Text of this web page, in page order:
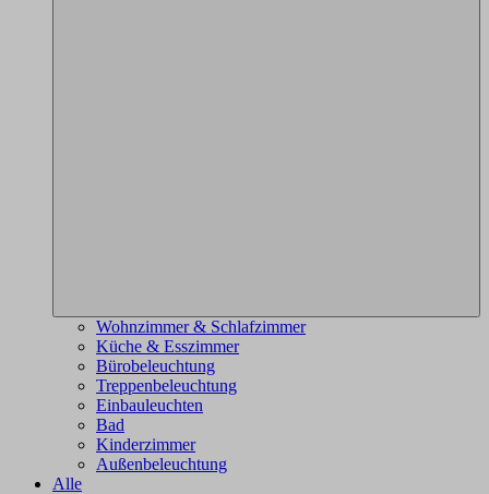
Wohnzimmer & Schlafzimmer
Küche & Esszimmer
Bürobeleuchtung
Treppenbeleuchtung
Einbauleuchten
Bad
Kinderzimmer
Außenbeleuchtung
Alle